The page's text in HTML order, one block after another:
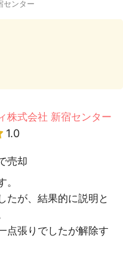
センター
株式会社 新宿センター
1.0
売却
たが、結果的に説明と
点張りでしたが解除す